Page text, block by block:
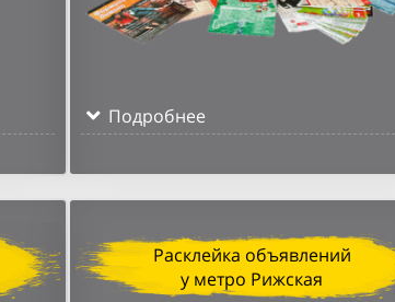
Подробнее
Расклейка объявлений
у метро Рижская